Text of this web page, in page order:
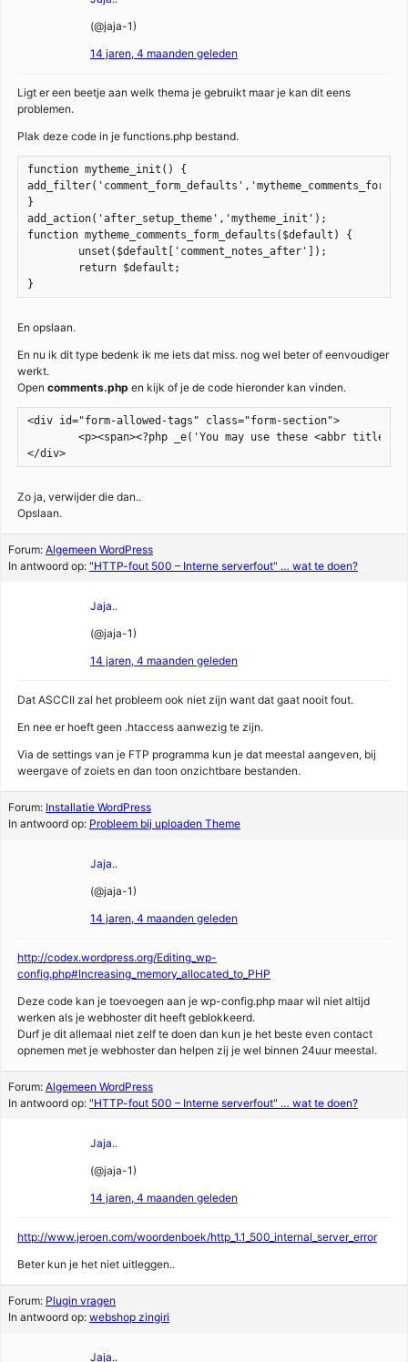
(@jaja-1)
14 jaren, 4 maanden geleden
Ligt er een beetje aan welk thema je gebruikt maar je kan dit eens
problemen.
Plak deze code in je functions.php bestand.
function mytheme_init() {
}
add_action('after_setup_theme','mytheme_init');
function mytheme_comments_form_defaults($default) {
}
En opslaan.
En nu ik dit type bedenk ik me iets dat miss. nog wel beter of eenvoudiger
werkt.
Open comments.php en kijk of je de code hieronder kan vinden.
<div id="form-allowed-tags" class="form-section">
<p><span><?php _e('You may use these <abbr
</div>
Zo ja, verwijder die dan..
Opslaan.
Forum: Algemeen WordPress
In antwoord op: "HTTP-fout 500 – Interne serverfout" … wat te doen?
Jaja..
(@jaja-1)
14 jaren, 4 maanden geleden
Dat ASCCII zal het probleem ook niet zijn want dat gaat nooit fout.
En nee er hoeft geen .htaccess aanwezig te zijn.
Via de settings van je FTP programma kun je dat meestal aangeven, bij
weergave of zoiets en dan toon onzichtbare bestanden.
Forum: Installatie WordPress
In antwoord op: Probleem bij uploaden Theme
Jaja..
(@jaja-1)
14 jaren, 4 maanden geleden
http://codex.wordpress.org/Editing_wp-
config.php#Increasing_memory_allocated_to_PHP
Deze code kan je toevoegen aan je wp-config.php maar wil niet altijd
werken als je webhoster dit heeft geblokkeerd.
Durf je dit allemaal niet zelf te doen dan kun je het beste even contact
opnemen met je webhoster dan helpen zij je wel binnen 24uur meestal.
Forum: Algemeen WordPress
In antwoord op: "HTTP-fout 500 – Interne serverfout" … wat te doen?
Jaja..
(@jaja-1)
14 jaren, 4 maanden geleden
http://www.jeroen.com/woordenboek/http_1.1_500_internal_server_error
Beter kun je het niet uitleggen..
Forum: Plugin vragen
In antwoord op: webshop zingiri
Jaja..